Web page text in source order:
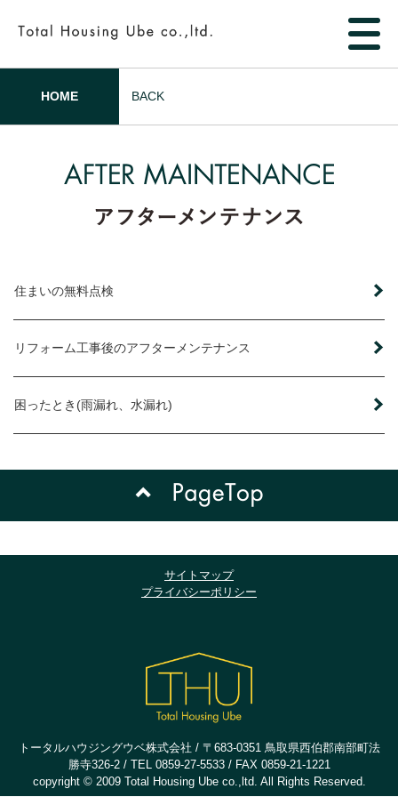
HOME BACK
住まいの無料点検
リフォーム工事後のアフターメンテナンス
困ったとき(雨漏れ、水漏れ)
サイトマップ
プライバシーポリシー
トータルハウジングウベ株式会社 / 〒683-0351 鳥取県西伯郡南部町法
勝寺326-2 / TEL 0859-27-5533 / FAX 0859-21-1221
copyright © 2009 Total Housing Ube co.,ltd. All Rights Reserved.